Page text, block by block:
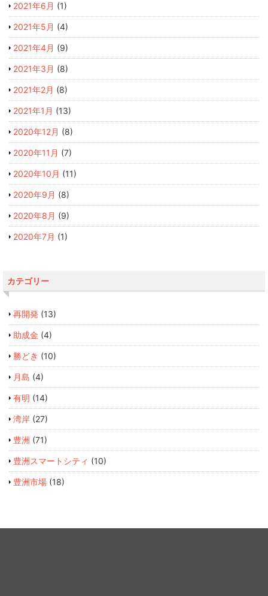
2021年6月 (1)
2021年5月 (4)
2021年4月 (9)
2021年3月 (8)
2021年2月 (8)
2021年1月 (13)
2020年12月 (8)
2020年11月 (7)
2020年10月 (11)
2020年9月 (8)
2020年8月 (9)
2020年7月 (1)
カテゴリー
再開発 (13)
助成金 (4)
勝どき (10)
月島 (4)
有明 (14)
湾岸 (27)
豊洲 (71)
豊洲スマートシティ (10)
豊洲市場 (18)